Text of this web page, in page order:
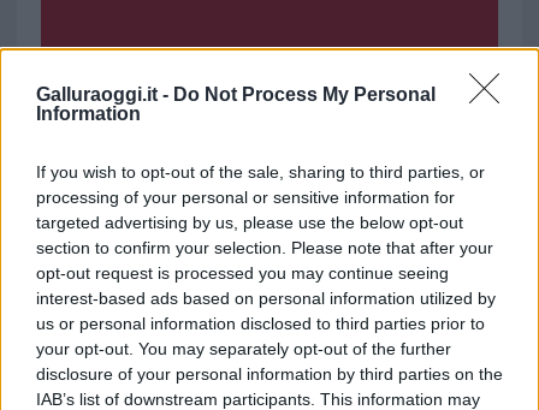
Galluraoggi.it - Do Not Process My Personal
Information
If you wish to opt-out of the sale, sharing to third parties, or
processing of your personal or sensitive information for
targeted advertising by us, please use the below opt-out
section to confirm your selection. Please note that after your
opt-out request is processed you may continue seeing
interest-based ads based on personal information utilized by
us or personal information disclosed to third parties prior to
your opt-out. You may separately opt-out of the further
disclosure of your personal information by third parties on the
IAB’s list of downstream participants. This information may
Notizie in tempo reale?
GalluraOggi.it
Ricevi le nostre ultime news
daGoogle News